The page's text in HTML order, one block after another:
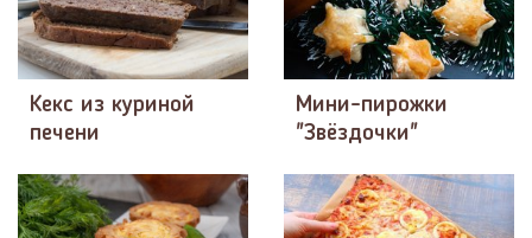
Кекс из куриной
печени
Мини-пирожки
"Звёздочки"